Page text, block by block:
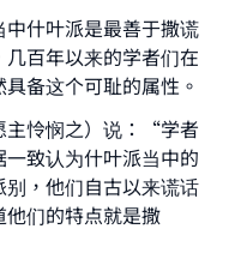
什叶派是最善于撒谎
百年以来的学者们在
备这个可耻的属性。
怜悯之）说：“学者
致认为什叶派当中的
，他们自古以来谎话
们的特点就是撒